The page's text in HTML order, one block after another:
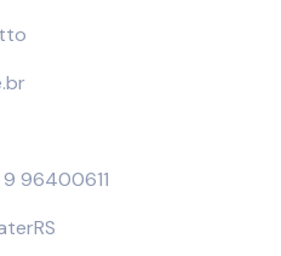
96400611